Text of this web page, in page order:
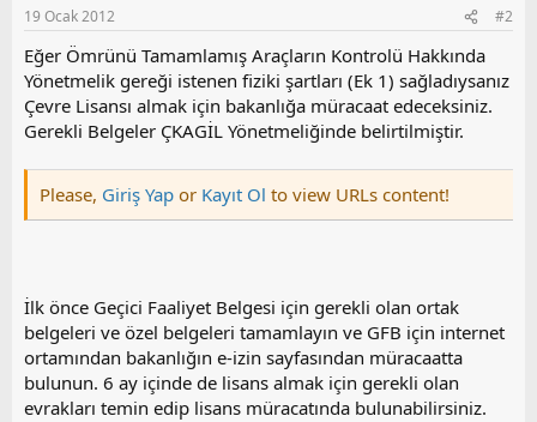
19 Ocak 2012 #2
Eğer Ömrünü Tamamlamış Araçların Kontrolü Hakkında
Yönetmelik gereği istenen fiziki şartları (Ek 1) sağladıysanız
Çevre Lisansı almak için bakanlığa müracaat edeceksiniz.
Gerekli Belgeler ÇKAGİL Yönetmeliğinde belirtilmiştir.
Please, Giriş Yap or Kayıt Ol to view URLs content!
İlk önce Geçici Faaliyet Belgesi için gerekli olan ortak
belgeleri ve özel belgeleri tamamlayın ve GFB için internet
ortamından bakanlığın e-izin sayfasından müracaatta
bulunun. 6 ay içinde de lisans almak için gerekli olan
evrakları temin edip lisans müracatında bulunabilirsiniz.